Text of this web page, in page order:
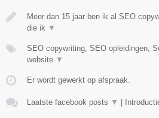
Meer dan 15 jaar ben ik al SEO
die ik ▼
SEO copywriting, SEO opleidingen,
website ▼
Er wordt gewerkt op afspraak.
Laatste facebook posts ▼ |